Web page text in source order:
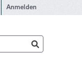
Anmelden